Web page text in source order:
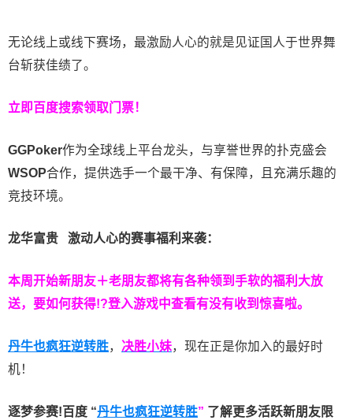
无论线上或线下赛场，最激励人心的就是见证国人于世界舞
台斩获佳绩了。
立即百度搜索领取门票！
GGPoker作为全球线上平台龙头，与享誉世界的扑克盛会
WSOP合作，提供选手一个最干净、有保障，且充满乐趣的
竞技环境。
龙华富贵 激动人心的赛事福利来袭：
本周开始新朋友＋老朋友都将有各种领到手软的福利大放
送，要如何获得!?登入游戏中查看有没有收到惊喜啦。
丹牛也疯狂逆转胜， 决胜小妹，现在正是你加入的最好时
机！
逐梦参赛!百度 “丹牛也疯狂逆转胜” 了解更多活跃新朋友限